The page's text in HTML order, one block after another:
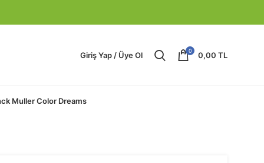
Giriş Yap / Üye Ol 0 0,00 TL
Muller Color Dreams